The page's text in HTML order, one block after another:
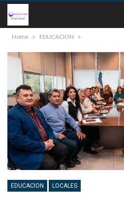
Home EDUCACION
EDUCACION LOCALES